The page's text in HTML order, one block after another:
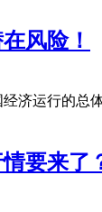
风险！
济运行的
要来了